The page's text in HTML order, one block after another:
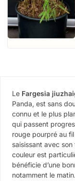
Le Fargesia
Panda, est sans
connu et le plus
qui passent
rouge pourpré au
saisissant avec
couleur est
bénéficie d’une
notamment le